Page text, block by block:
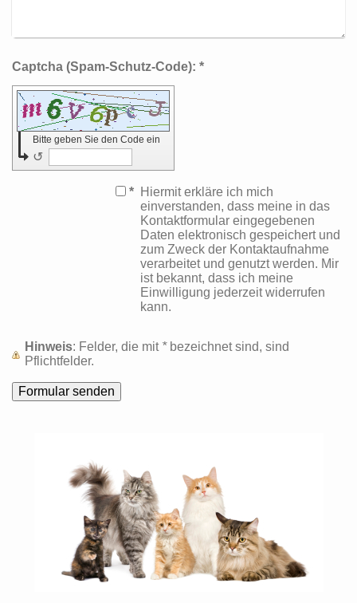
Captcha (Spam-Schutz-Code): *
Bitte geben Sie den Code ein
↺
*
Hiermit erkläre ich mich
einverstanden, dass meine in das
Kontaktformular eingegebenen
Daten elektronisch gespeichert und
zum Zweck der Kontaktaufnahme
verarbeitet und genutzt werden. Mir
ist bekannt, dass ich meine
Einwilligung jederzeit widerrufen
kann.
Hinweis : Felder, die mit *bezeichnet sind, sind
Pflichtfelder.